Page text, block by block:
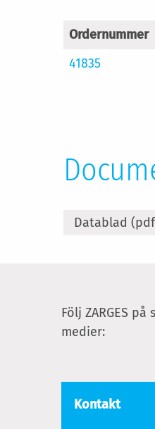
Ordernummer
41835
Datablad
Följ ZARGES på
medier:
Kontakt